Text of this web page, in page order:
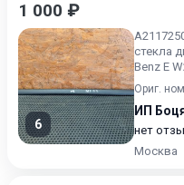
1 000 ₽
6
стекла
Benz E
Ориг.
ИП
нет
Москва